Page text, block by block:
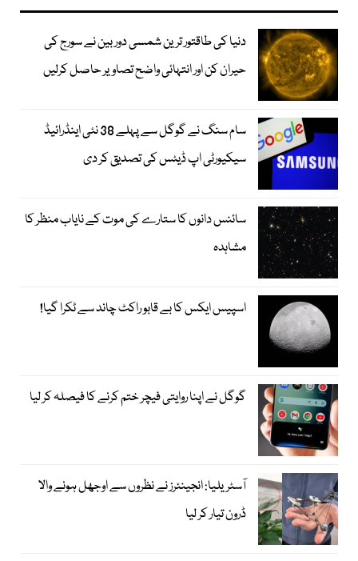
دنیا کی طاقتور ترین شمسی دوربین نے سورج کی
حیران کن اور انتہائی واضح تصاویر حاصل کرلیں
سام سنگ نے گوگل سے پہلے 38 نئی اینڈرائیڈ
سیکیورٹی اپ ڈیٹس کی تصدیق کر دی
سائنس دانوں کا ستارے کی موت کے نایاب منظر کا
مشاہدہ
اسپیس ایکس کا بے قابو راکٹ چاند سے ٹکرا گیا!
گوگل نے اپنا روایتی فیچر ختم کرنے کا فیصلہ کر لیا
آسٹریلیا: انجینئرز نے نظروں سے اوجھل ہونے والا
ڈرون تیار کر لیا